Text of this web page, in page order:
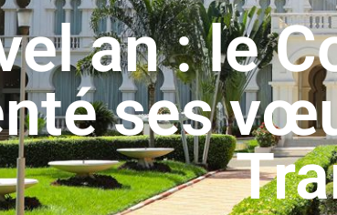
an : le
ses